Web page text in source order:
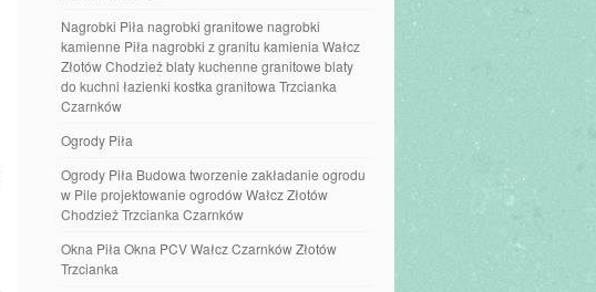
Nagrobki Piła nagrobki granitowe nagrobki
kamienne Piła nagrobki z granitu kamienia Wałcz
Złotów Chodzież blaty kuchenne granitowe blaty
do kuchni łazienki kostka granitowa Trzcianka
Czarnków
Ogrody Piła
Ogrody Piła Budowa tworzenie zakładanie ogrodu
w Pile projektowanie ogrodów Wałcz Złotów
Chodzież Trzcianka Czarnków
Okna Piła Okna PCV Wałcz Czarnków Złotów
Trzcianka